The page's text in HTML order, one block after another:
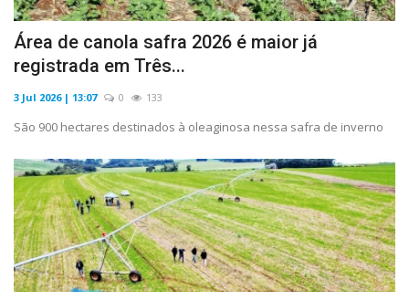
Área de canola safra 2026 é maior já
registrada em Três...
3 Jul 2026 | 13:07 0 133
São 900 hectares destinados à oleaginosa nessa safra de inverno